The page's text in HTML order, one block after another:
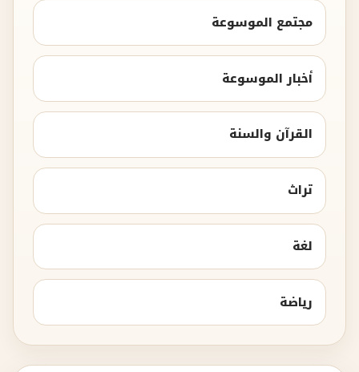
مجتمع الموسوعة
أخبار الموسوعة
القرآن والسنة
تراث
لغة
رياضة